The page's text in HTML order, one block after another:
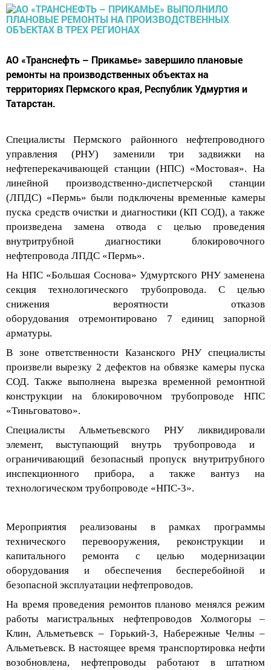
АО «Транснефть – Прикамье» завершило плановые
ремонты на производственных объектах на
территориях Пермского края, Республик Удмуртия и
Татарстан.
Специалисты Пермского районного нефтепроводного
управления (РНУ) заменили три задвижки на
нефтеперекачивающей станции (НПС) «Мостовая». На
линейной производственно-диспетчерской станции
(ЛПДС) «Пермь» были подключены временные камеры
пуска средств очистки и диагностики (КП СОД), а также
произведена замена отводас целью проведения
внутритрубной диагностики блокировочного
нефтепровода ЛПДС «Пермь».
На НПС «Большая Соснова» Удмуртского РНУ заменена
секциятехнологического трубопровода. С целью
снижения вероятности отказов
оборудования
отремонтировано 7 единиц запорной
арматуры.
В зоне ответственности Казанского РНУ специалисты
произвели вырезку 2 дефектов на обвязке камеры пуска
СОД.Также выполнена вырезка временной ремонтной
конструкции на блокировочном трубопроводе НПС
«Тиньговатово».
Специалисты Альметьевского РНУ ликвидировали
элемент, выступающийвнутрь трубопровода и
ограничивающий безопасный пропуск внутритрубного
инспекционного прибора, а также вантуз на
технологическом трубопроводе «НПС-3».
Мероприятия реализованы в рамках программы
технического перевооружения, реконструкции и
капитального ремонта с целью модернизации
оборудования и обеспечения бесперебойной и
безопасной эксплуатации нефтепроводов.
На время проведения ремонтов планово менялся режим
работы магистральных нефтепроводов Холмогоры –
Клин, Альметьевск – Горький-3, Набережные Челны –
Альметьевск.В настоящее время транспортировка нефти
возобновлена, нефтепроводы работают в штатном